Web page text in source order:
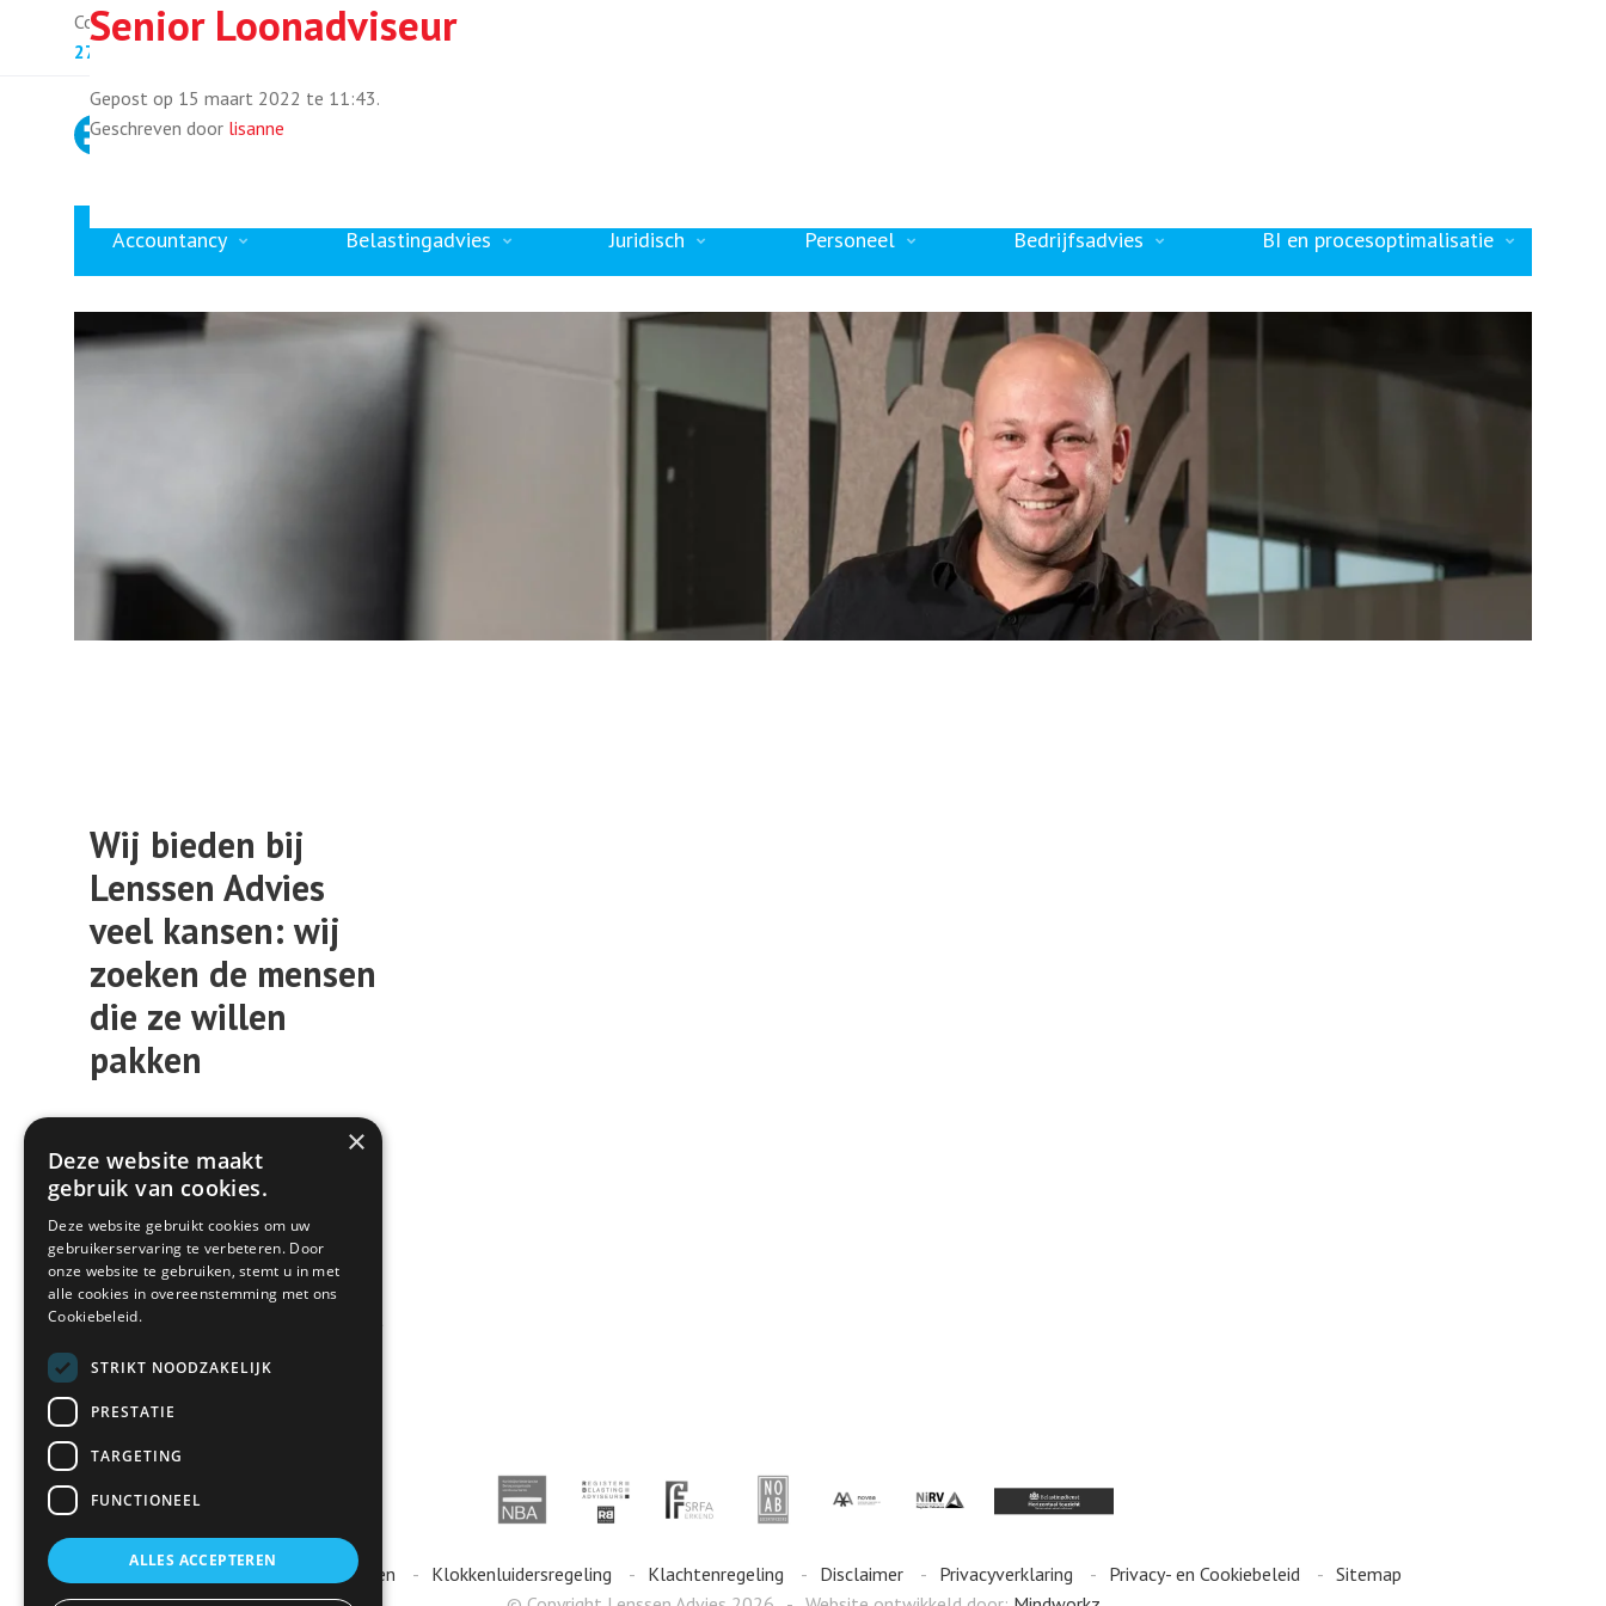
Contact opnemen? Bel:
+31 77 398 83
27
Accountancy Belastingadvies Juridisch Personeel Bedrijfsadvies BI en procesoptimalisatie
Senior Loonadviseur
Gepost op 15 maart 2022 te 11:43.
Geschreven door lisanne
Wij bieden bij
Lenssen Advies
veel kansen: wij
zoeken de mensen
die ze willen
pakken
Wij zijn Lenssen Advies en wij vinden
dat tijd jouw meest waardevolle
bezit is. Je eigen tijdspad en jouw
ambities bepalen je loopbaan; wij
bieden de kansen. Je werkt dichtbij in
de regio, hierdoor heb je minder
reistijd en meer vrije tijd. Je adviseert
Lenssen Advies: grenzeloze
Algemene voorwaarden Klokkenluidersregeling Klachtenregeling Disclaimer Privacyverklaring Privacy- en Cookiebeleid
Sitemap
×
Deze website maakt
gebruik van cookies.
Deze website gebruikt cookies om uw
gebruikerservaring te verbeteren. Door
onze website te gebruiken, stemt u in met
alle cookies in overeenstemming met ons
Cookiebeleid.
STRIKT NOODZAKELIJK
PRESTATIE
TARGETING
FUNCTIONEEL
ALLES ACCEPTEREN